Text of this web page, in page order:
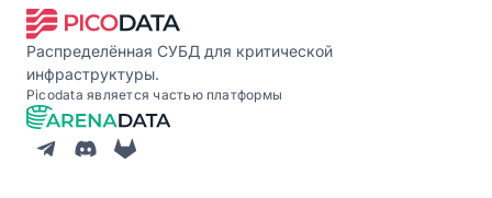
Распределённая СУБД для критической
инфраструктуры.
Picodata является частью платформы